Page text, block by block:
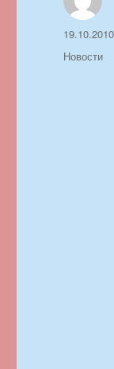
Автор
19.10.2010
Рубрики
Новости